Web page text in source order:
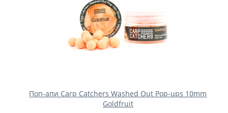
Поп-апи Carp Catchers Washed Out Pop-ups 10mm
Goldfruit